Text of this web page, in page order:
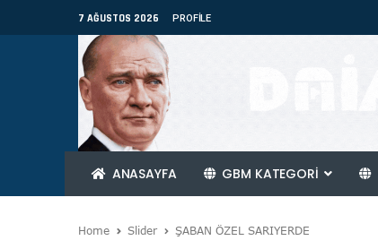
7 AĞUSTOS 2026 PROFILE
ANASAYFA GBM KATEGORİ
Home Slider ŞABAN ÖZEL SARIYERDE